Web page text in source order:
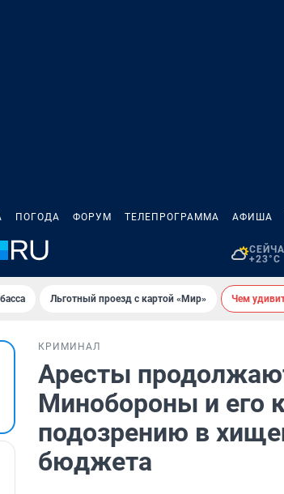
ПОГОДА ФОРУМ ТЕЛЕПРОГРАММА АФИША
+23°C
Льготный проезд с картой «Мир» Чем
КРИМИНАЛ
Аресты
Минобороны и его
подозрению в
бюджета